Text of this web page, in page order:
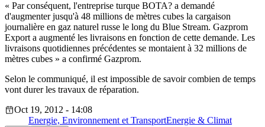
« Par conséquent, l'entreprise turque BOTA? a demandé
d'augmenter jusqu'à 48 millions de mètres cubes la cargaison
journalière en gaz naturel russe le long du Blue Stream. Gazprom
Export a augmenté les livraisons en fonction de cette demande. Les
livraisons quotidiennes précédentes se montaient à 32 millions de
mètres cubes » a confirmé Gazprom.
Selon le communiqué, il est impossible de savoir combien de temps
vont durer les travaux de réparation.
Oct 19, 2012 - 14:08
Energie, Environnement et TransportEnergie & Climat